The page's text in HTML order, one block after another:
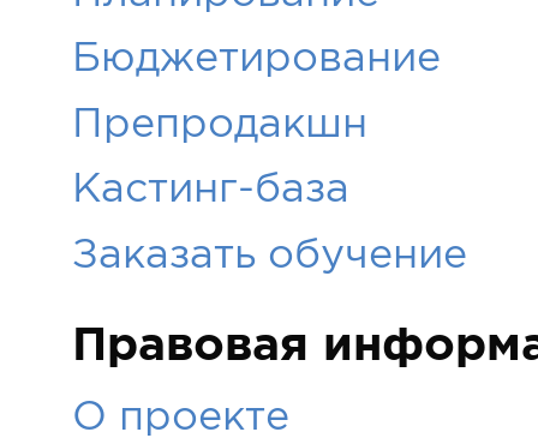
Бюджетирование
Препродакшн
Кастинг-база
Заказать обучение
Правовая
О проекте